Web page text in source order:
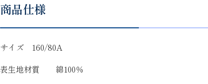
商品仕様
サイズ 160/80A
表生地材質 綿100％